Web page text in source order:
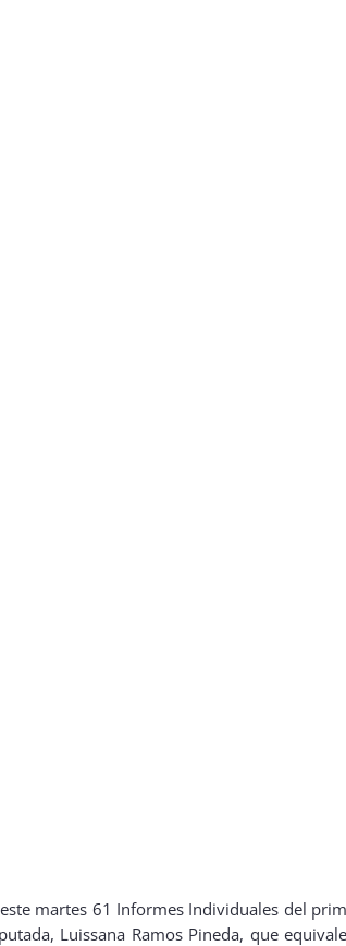
martes 61 Informes Individuales del
Luissana Ramos Pineda, que